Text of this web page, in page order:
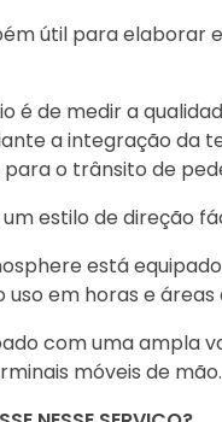
útil para elaborar
é de medir a
a integração da
o trânsito de
estilo de direção
está
uso em horas e
com uma ampla
móveis de mão.